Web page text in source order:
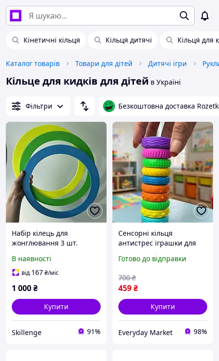
Кінетичні кільця Кільця дитячі Кільця для
Каталог товарів Товари для дітей Дитячі ігри
Кільце для кидків для дітей в Україні
Фільтри Безкоштовна доставка
Набір кілець для
жонглювання 3 шт.
кільця для дітей і
дорослих 32 см
В наявності
від 167₴/міс
1 000₴
Купити
Skillenge 91%
Сенсорні кільця
антистрес іграшки для
стресу 12 штук
Готово до відправки
459₴
700 ₴
Купити
Everyday Market 98%